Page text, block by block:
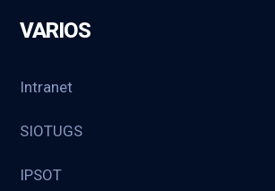
VARIOS
Intranet
SIOTUGS
IPSOT